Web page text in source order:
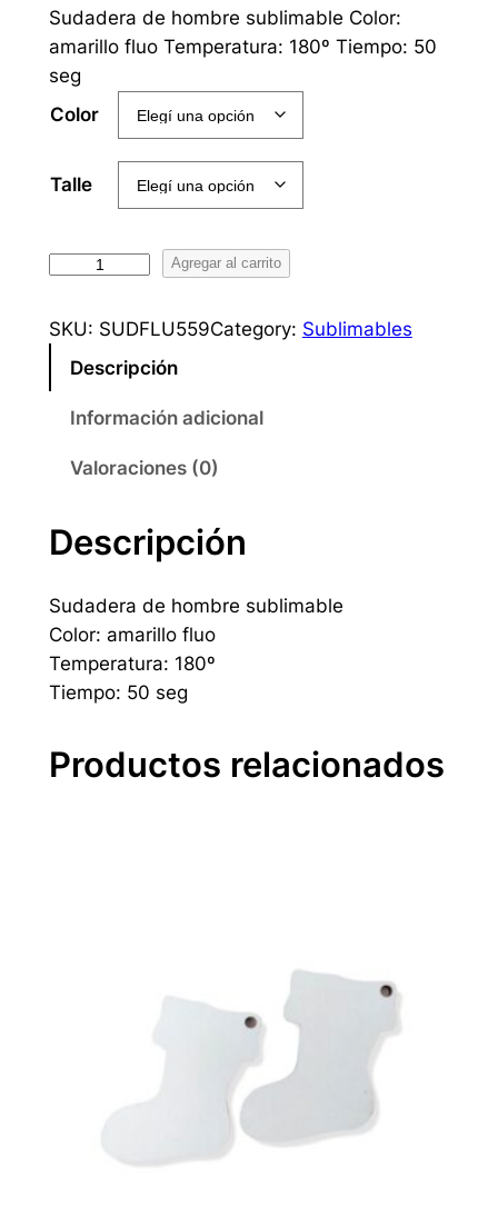
Sudadera de hombre sublimable Color:
amarillo fluo Temperatura: 180º Tiempo: 50
seg
Color
Talle
S
d
a
u
c
a
n
t
d
a
Agregar al carrito
SKU: SUDFLU559Category: Sublimables
Descripción
Información adicional
Valoraciones (0)
Descripción
Sudadera de hombre sublimable
Color: amarillo fluo
Temperatura: 180º
Tiempo: 50 seg
Productos relacionados